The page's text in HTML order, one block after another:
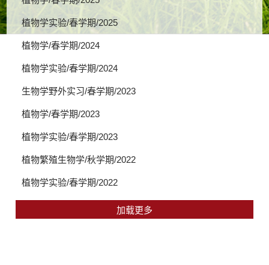
植物学实验/春学期/2025
植物学/春学期/2024
植物学实验/春学期/2024
生物学野外实习/春学期/2023
植物学/春学期/2023
植物学实验/春学期/2023
植物繁殖生物学/秋学期/2022
植物学实验/春学期/2022
加载更多